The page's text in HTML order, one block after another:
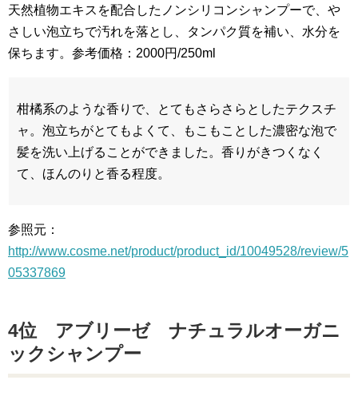
天然植物エキスを配合したノンシリコンシャンプーで、や
さしい泡立ちで汚れを落とし、タンパク質を補い、水分を
保ちます。参考価格：2000円/250ml
柑橘系のような香りで、とてもさらさらとしたテクスチ
ャ。泡立ちがとてもよくて、もこもことした濃密な泡で
髪を洗い上げることができました。香りがきつくなく
て、ほんのりと香る程度。
参照元：
http://www.cosme.net/product/product_id/10049528/review/5
05337869
4位 アブリーゼ ナチュラルオーガニ
ックシャンプー